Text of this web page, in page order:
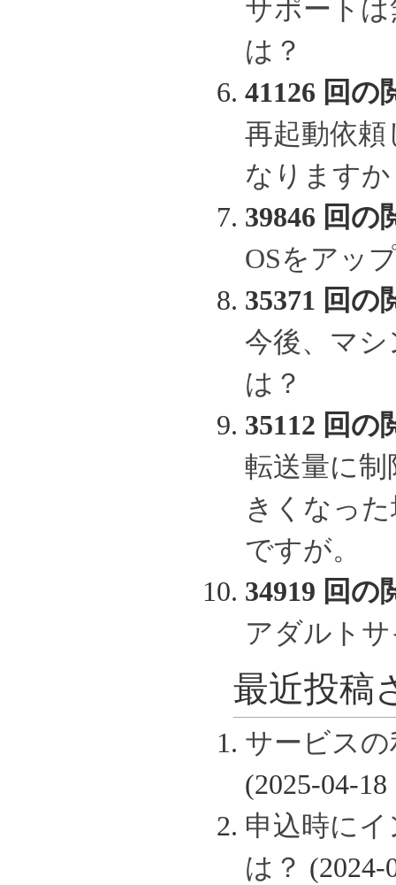
サポート
は？
41126 回の
再起動依
なりますか
39846 回の
OSをアッ
35371 回の
今後、マ
は？
35112 回の
転送量に
きくなっ
ですが。
34919 回の
アダルト
最近投稿
サービス
(2025-04-18
申込時に
は？ (2024-